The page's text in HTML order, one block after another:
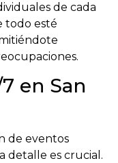
de cada
todo esté
en San
de eventos
detalle es crucial.